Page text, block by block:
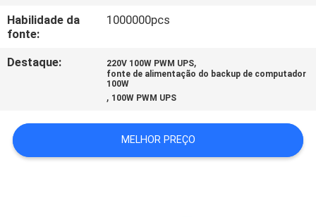
NOTÍCIAS
SOLICITE UM
ORÇAMENTO
MAPA
Habilidade da
fonte:
1000000pcs
Destaque: 220V 100W PWM UPS,
fonte de alimentação do backup de computador
100W
, 100W PWM UPS
MELHOR PREÇO